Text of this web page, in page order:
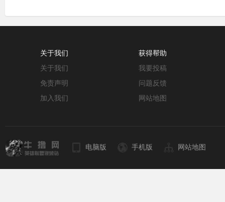
关于我们
关于我们
免责声明
加入我们
获得帮助
我要投稿
问题反馈
网站地图
电脑版 手机版 网站地图